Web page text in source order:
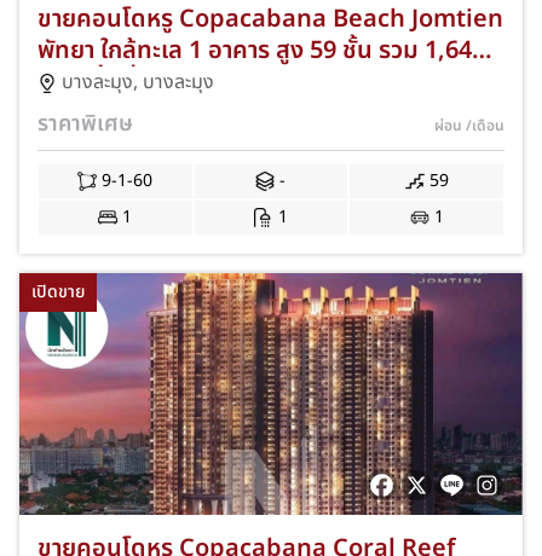
ขายคอนโดหรู Copacabana Beach Jomtien
พัทยา ใกล้ทะเล 1 อาคาร สูง 59 ชั้น รวม 1,644
ยูนิต พื้นที่จอดรถ 73 คัน ห้องสวยมีให้เลือก 1-2
ห้องนอน พร้อมสิ่งอำนวยความสะดวกครบครัน
เหมาะทั้งพักอาศัยและลงทุน C-NKAD-0006
บางละมุง, บางละมุง
ราคาพิเศษ ผ่อน /เดือน
9-1-60 -
59
1
1 1
เปิดขาย
ขายคอนโดหรู Copacabana Coral Reef